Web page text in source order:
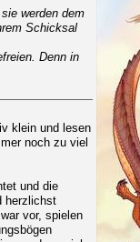
werden dem
Schicksal
Denn in
klein und lesen
noch zu viel
und die
herzlichst
vor, spielen